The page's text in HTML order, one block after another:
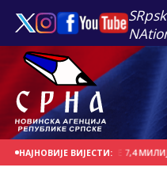
НАЈНОВИЈЕ ВИЈЕСТИ:
ЗА ТРИ ГОДИНЕ 7,4